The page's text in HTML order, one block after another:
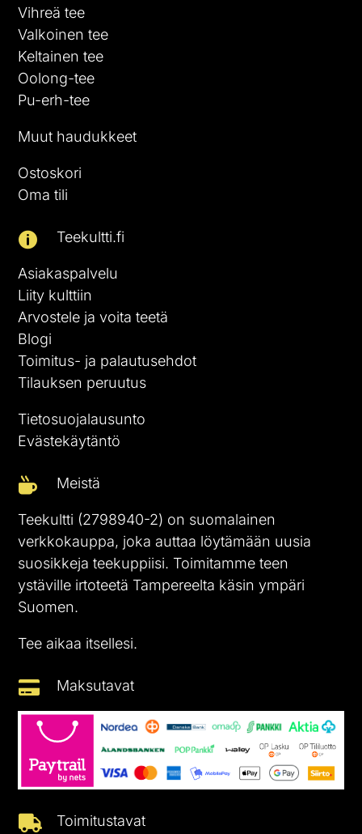
Vihreä tee
Valkoinen tee
Keltainen tee
Oolong-tee
Pu-erh-tee
Muut haudukkeet
Ostoskori
Oma tili
 Teekultti.fi
Asiakaspalvelu
Liity kulttiin
Arvostele ja voita teetä
Blogi
Toimitus- ja palautusehdot
Tilauksen peruutus
Tietosuojalausunto
Evästekäytäntö
 Meistä
Teekultti (2798940-2) on suomalainen
verkkokauppa, joka auttaa löytämään uusia
suosikkeja teekuppiisi. Toimitamme teen
ystäville irtoteetä Tampereelta käsin ympäri
Suomen.
Tee aikaa itsellesi.
 Maksutavat
 Toimitustavat